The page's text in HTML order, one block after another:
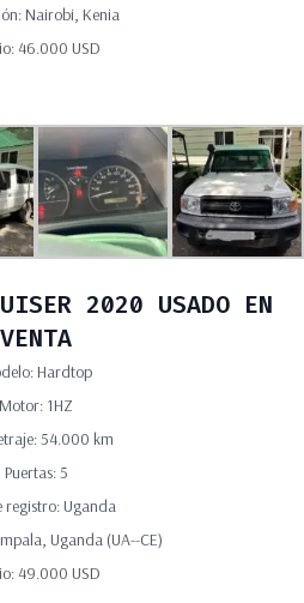
Nairobi, Kenia
46.000 USD
2020 USADO EN
VENTA
Hardtop
Motor: 1HZ
54.000 km
Puertas: 5
registro: Uganda
Uganda (UA--CE)
49.000 USD